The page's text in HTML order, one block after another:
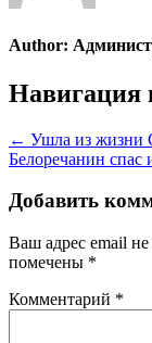
Author:
Навигация
← Ушла из
Белоречанин спас
Добавить
Ваш адрес email не
помечены *
Комментарий *